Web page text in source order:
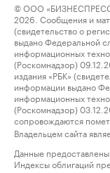
© ООО
2026. Сообщения и
(свидетельство о
выдано Федеральной
информационных
(Роскомнадзор)
издания «РБК»
информации выдано
информационных
(Роскомнадзор)
сопровождаются
Владельцем сайта
Данные
Индексы облигаций